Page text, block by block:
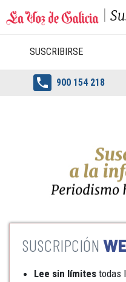
SUSCRIBIRSE
 900 154 218
Lee sin límites todas